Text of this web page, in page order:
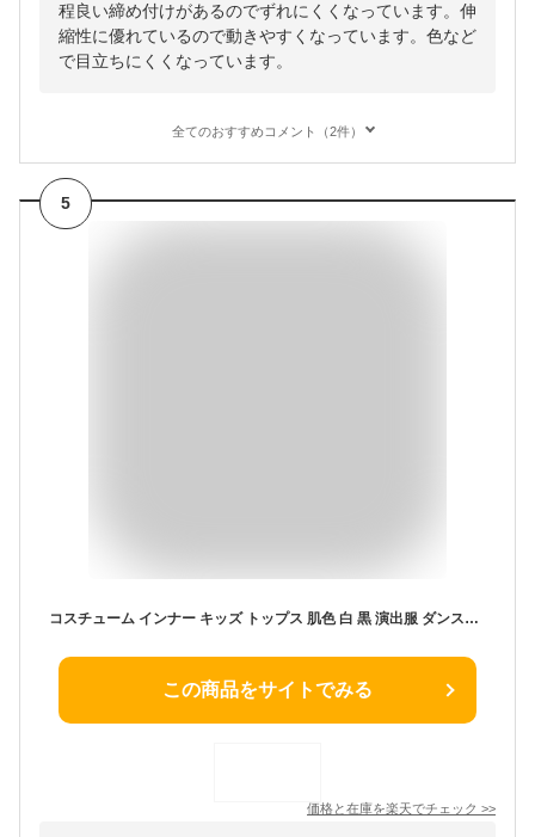
程良い締め付けがあるのでずれにくくなっています。伸
縮性に優れているので動きやすくなっています。色など
で目立ちにくくなっています。
全てのおすすめコメント（2件）
5
コスチューム インナー キッズ トップス 肌色 白 黒 演出服 ダンス衣装 薄手 女の子 セットアップ バレエ 長袖 タイツ レギンス 可愛い 子供服 体操 合唱団 衣装 無地 肌着 ハロウィン ステージ衣装 下着 舞台 練習着 バレエ用品
この商品をサイトでみる
価格と在庫を楽天でチェック >>